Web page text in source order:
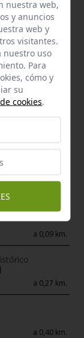
a 0,09 km.
a 0,27 km.
a 0,40 km.
nuestra web,
y anuncios
web y
visitantes.
nuestro uso
Para
cómo y
su
cookies.